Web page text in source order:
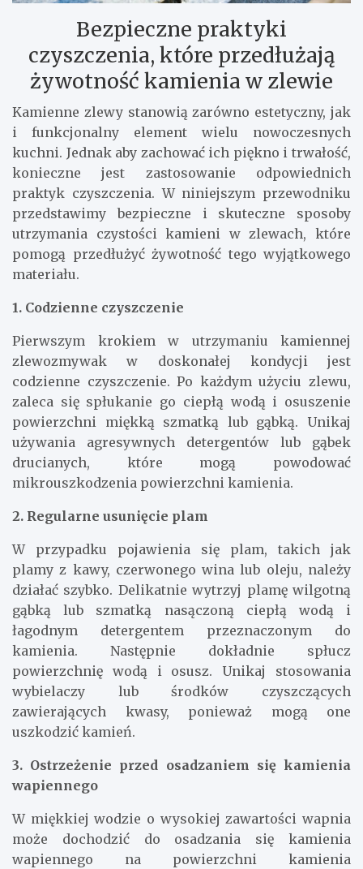
Bezpieczne praktyki
czyszczenia, które przedłużają
żywotność kamienia w zlewie
Kamienne zlewy stanowią zarówno estetyczny, jak
i funkcjonalny element wielu nowoczesnych
kuchni. Jednak aby zachować ich piękno i trwałość,
konieczne jest zastosowanie odpowiednich
praktyk czyszczenia. W niniejszym przewodniku
przedstawimy bezpieczne i skuteczne sposoby
utrzymania czystości kamieni w zlewach, które
pomogą przedłużyć żywotność tego wyjątkowego
materiału.
1. Codzienne czyszczenie
Pierwszym krokiem w utrzymaniu kamiennej
zlewozmywak w doskonałej kondycji jest
codzienne czyszczenie. Po każdym użyciu zlewu,
zaleca się spłukanie go ciepłą wodą i osuszenie
powierzchni miękką szmatką lub gąbką. Unikaj
używania agresywnych detergentów lub gąbek
drucianych, które mogą powodować
mikrouszkodzenia powierzchni kamienia.
2. Regularne usunięcie plam
W przypadku pojawienia się plam, takich jak
plamy z kawy, czerwonego wina lub oleju, należy
działać szybko. Delikatnie wytrzyj plamę wilgotną
gąbką lub szmatką nasączoną ciepłą wodą i
łagodnym detergentem przeznaczonym do
kamienia. Następnie dokładnie spłucz
powierzchnię wodą i osusz. Unikaj stosowania
wybielaczy lub środków czyszczących
zawierających kwasy, ponieważ mogą one
uszkodzić kamień.
3. Ostrzeżenie przed osadzaniem się kamienia
wapiennego
W miękkiej wodzie o wysokiej zawartości wapnia
może dochodzić do osadzania się kamienia
wapiennego na powierzchni kamienia